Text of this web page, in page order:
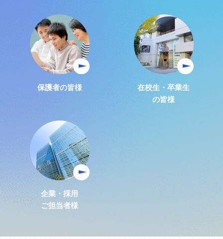
保護者の皆様
在校生・卒業生
の皆様
企業・採用
ご担当者様